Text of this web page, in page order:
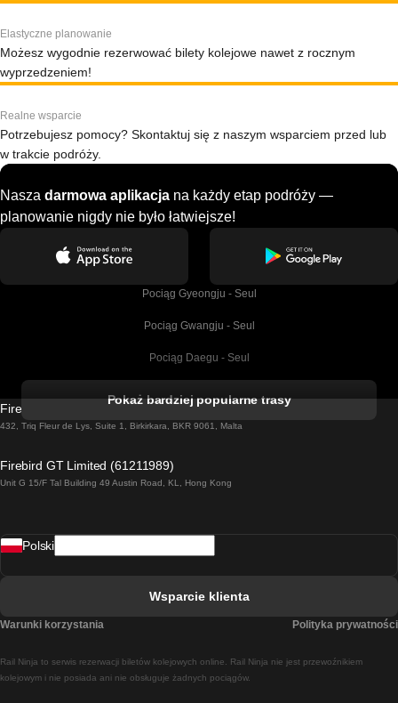
Elastyczne planowanie
Możesz wygodnie rezerwować bilety kolejowe nawet z rocznym
wyprzedzeniem!
Realne wsparcie
Potrzebujesz pomocy? Skontaktuj się z naszym wsparciem przed lub
w trakcie podróży.
Nasza darmowa aplikacja na każdy etap podróży —
planowanie nigdy nie było łatwiejsze!
Pociąg Gyeongju - Seul
Pociąg Gwangju - Seul
Pociąg Daegu - Seul
Pociąg Dublin - Galway
Pociąg Rzym - Neapol
Pociąg Madryt - Lizbona
Pokaż bardziej popularne trasy
Firebird GT Limited (OC 1451)
432, Triq Fleur de Lys, Suite 1, Birkirkara, BKR 9061, Malta
Firebird GT Limited (61211989)
Unit G 15/F Tal Building 49 Austin Road, KL, Hong Kong
Rail Ninja to serwis rezerwacji biletów kolejowych online. Rail Ninja nie jest przewoźnikiem
kolejowym i nie posiada ani nie obsługuje żadnych pociągów.
Polski
Wsparcie klienta
Warunki korzystania Polityka prywatności